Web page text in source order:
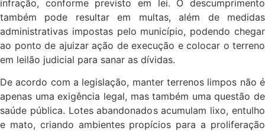
infração, conforme previsto em lei. O descumprimento
também pode resultar em multas, além de medidas
administrativas impostas pelo município, podendo chegar
ao ponto de ajuizar ação de execução e colocar o terreno
em leilão judicial para sanar as dívidas.
De acordo com a legislação, manter terrenos limpos não é
apenas uma exigência legal, mas também uma questão de
saúde pública. Lotes abandonados acumulam lixo, entulho
e mato, criando ambientes propícios para a proliferação